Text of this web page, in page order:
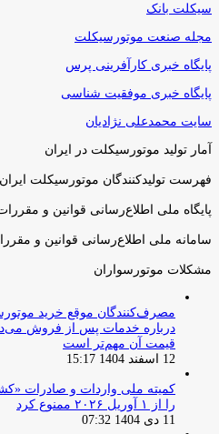
سیکلت بانک
مجله صنعت موتورسیکلت
پایگاه خبری کارآفرینی پرس
پایگاه خبری موفقیت شناسی
سایت محمدعلی نژادیان
آمار تولید موتورسیکلت در ایران
فهرست تولیدکنندگان موتورسیکلت ایران
پایگاه ملی اطلاع‌رسانی قوانین و
سامانه ملی اطلاع‌رسانی قوانین و
مشکلات موتورسواران
مصرف‌کنندگان موقع خرید
درباره خدمات پس از فروش
قیمت آن مهم‌تر است
12 اسفند 1404 15:17
کمیته ملی واردات و صادرات
را از ۱ آوریل ۲۰۲۶ ممنوع کرد
11 دی 1404 07:32